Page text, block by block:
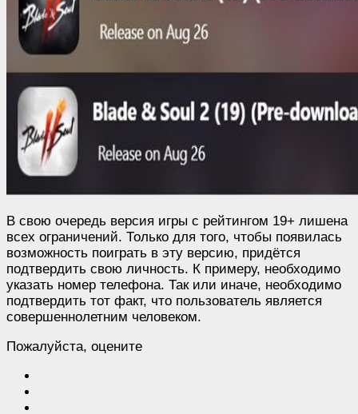
В свою очередь версия игры с рейтингом 19+ лишена
всех ограничений. Только для того, чтобы появилась
возможность поиграть в эту версию, придётся
подтвердить свою личность. К примеру, необходимо
указать номер телефона. Так или иначе, необходимо
подтвердить тот факт, что пользователь является
совершеннолетним человеком.
Пожалуйста, оцените